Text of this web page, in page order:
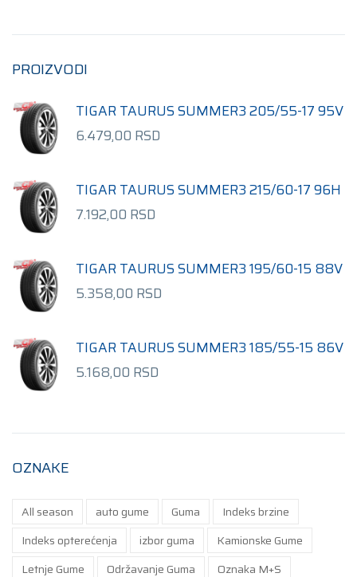
PROIZVODI
TIGAR TAURUS SUMMER3 205/55-17 95V
6.479,00 RSD
TIGAR TAURUS SUMMER3 215/60-17 96H
7.192,00 RSD
TIGAR TAURUS SUMMER3 195/60-15 88V
5.358,00 RSD
TIGAR TAURUS SUMMER3 185/55-15 86V
5.168,00 RSD
OZNAKE
All season auto gume Guma
Indeks brzine
Indeks opterećenja
izbor guma
Kamionske Gume
Letnje Gume
Održavanje Guma Oznaka M+S